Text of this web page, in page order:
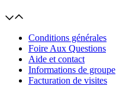
Conditions générales
Foire Aux Questions
Aide et contact
Informations de groupe
Facturation de visites